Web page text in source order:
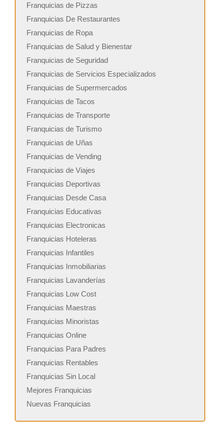
Franquicias de Pizzas
Franquicias De Restaurantes
Franquicias de Ropa
Franquicias de Salud y Bienestar
Franquicias de Seguridad
Franquicias de Servicios Especializados
Franquicias de Supermercados
Franquicias de Tacos
Franquicias de Transporte
Franquicias de Turismo
Franquicias de Uñas
Franquicias de Vending
Franquicias de Viajes
Franquicias Deportivas
Franquicias Desde Casa
Franquicias Educativas
Franquicias Electronicas
Franquicias Hoteleras
Franquicias Infantiles
Franquicias Inmobiliarias
Franquicias Lavanderías
Franquicias Low Cost
Franquicias Maestras
Franquicias Minoristas
Franquicias Online
Franquicias Para Padres
Franquicias Rentables
Franquicias Sin Local
Mejores Franquicias
Nuevas Franquicias